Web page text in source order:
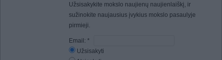
Užsisakykite mokslo naujienų naujienlaiškį, ir
sužinokite naujausius įvykius mokslo pasaulyje
pirmieji.
Email: *
Užsisakyti